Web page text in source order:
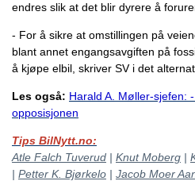
endres slik at det blir dyrere å
- For å sikre at omstillingen på
blant annet engangsavgiften på
å kjøpe elbil, skriver SV i det
Les også: Harald A. Møller-sjefen:
opposisjonen
Tips BilNytt.no:
Atle Falch Tuverud | Knut Moberg |
| Petter K. Bjørkelo | Jacob Moer